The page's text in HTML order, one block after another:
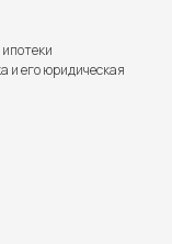
и его юридическая